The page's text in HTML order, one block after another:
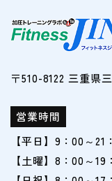
〒510-8122 三重県
営業時間
【平日】9：00～21
【土曜】8：00～19